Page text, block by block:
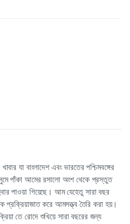
যা বাংলাদেশ এবং ভারতের পশ্চিমবঙ্গের
পাঁকা আমের রসালো অংশ থেকে প্রস্তুত
পাওয়া গিয়েছে। আম যেহেতু সারা বছর
প্রক্রিয়াজাত করে আমসত্ত্ব তৈরি করা হয়।
তে রোদে শুখিয়ে সারা বছরের জন্য